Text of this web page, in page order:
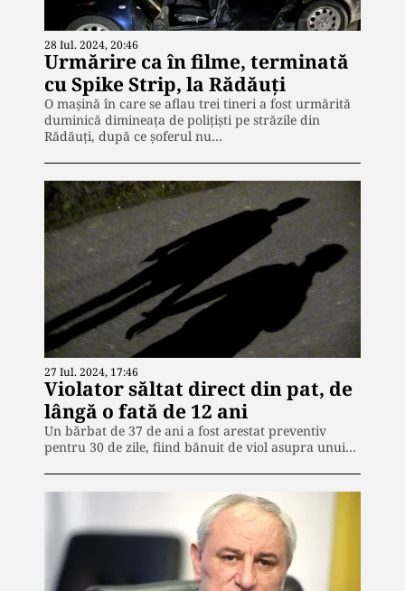
28 Iul. 2024, 20:46
Urmărire ca în filme, terminată
cu Spike Strip, la Rădăuți
O mașină în care se aflau trei tineri a fost urmărită
duminică dimineața de polițiști pe străzile din
Rădăuți, după ce șoferul nu…
27 Iul. 2024, 17:46
Violator săltat direct din pat, de
lângă o fată de 12 ani
Un bărbat de 37 de ani a fost arestat preventiv
pentru 30 de zile, fiind bănuit de viol asupra unui…